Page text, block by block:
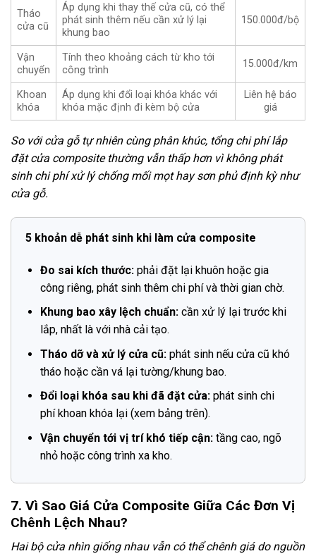
Tháo
cửa cũ
Áp dụng khi thay thế cửa cũ, có thể
phát sinh thêm nếu cần xử lý lại
khung bao
150.000đ/bộ
Vận
chuyển
Tính theo khoảng cách từ kho tới
công trình
15.000đ/km
Khoan
khóa
Áp dụng khi đổi loại khóa khác với
khóa mặc định đi kèm bộ cửa
Liên hệ báo
giá
So với cửa gỗ tự nhiên cùng phân khúc, tổng chi phí lắp
đặt cửa composite thường vẫn thấp hơn vì không phát
sinh chi phí xử lý chống mối mọt hay sơn phủ định kỳ như
cửa gỗ.
5 khoản dễ phát sinh khi làm cửa composite
Đo sai kích thước:phải đặt lại khuôn hoặc gia
công riêng, phát sinh thêm chi phí và thời gian chờ.
Khung bao xây lệch chuẩn:cần xử lý lại trước khi
lắp, nhất là với nhà cải tạo.
Tháo dỡ và xử lý cửa cũ:phát sinh nếu cửa cũ khó
tháo hoặc cần vá lại tường/khung bao.
Đổi loại khóa sau khi đã đặt cửa:phát sinh chi
phí khoan khóa lại (xem bảng trên).
Vận chuyển tới vị trí khó tiếp cận:tầng cao, ngõ
nhỏ hoặc công trình xa kho.
7. Vì Sao Giá Cửa Composite Giữa Các Đơn Vị
Chênh Lệch Nhau?
Hai bộ cửa nhìn giống nhau vẫn có thể chênh giá do nguồn